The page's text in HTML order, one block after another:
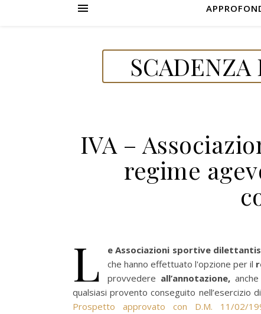
SCADENZA
IVA –
regime
L
e Associazioni sportive
che hanno effettuato l'opzione per il
provvedere all’annotazione,
qualsiasi provento conseguito nell’esercizio di
Prospetto approvato con D.M. 11/02/